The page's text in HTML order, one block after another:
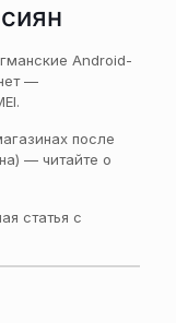
Android-
—
после
— читайте о
статья с